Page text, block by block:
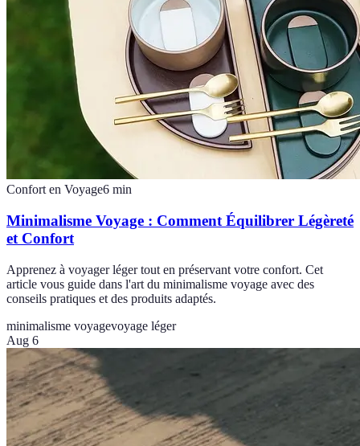
Confort en Voyage6 min
Minimalisme Voyage : Comment Équilibrer Légèreté
et Confort
Apprenez à voyager léger tout en préservant votre confort. Cet
article vous guide dans l'art du minimalisme voyage avec des
conseils pratiques et des produits adaptés.
minimalisme voyagevoyage léger
Aug 6